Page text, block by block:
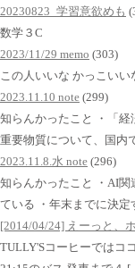
20230823_学習意欲めも
数学３C
2023/11/29 memo (303)
この人いいな かっこい
2023.11.10 note (299)
知らんかったこと ・「
重要物質について、国
2023.11.8.水 note (296)
知らんかったこと ・AI関
ている ・年末までに決
[2014/04/24] えーっと、
TULLY'Sコーヒーではコ